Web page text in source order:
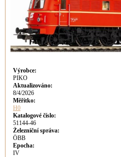
Výrobce:
PIKO
Aktualizováno:
8/4/2026
Měřítko:
H0
Katalogové číslo:
51144-46
Železniční správa:
ÖBB
Epocha:
IV